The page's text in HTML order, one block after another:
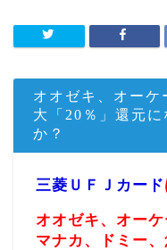
オオゼキ、オーケ
大「20％」還元
か？
三菱ＵＦＪカード
オオゼキ、オー
マナカ、ドミー